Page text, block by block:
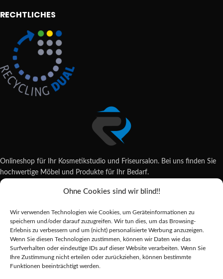
Ohne Cookies sind wir blind!!
Wir verwenden Technologien wie Cookies, um Geräteinformationen zu
speichern und/oder darauf zuzugreifen. Wir tun dies, um das Browsing-
Erlebnis zu verbessern und um (nicht) personalisierte Werbung anzuzeigen.
Wenn Sie diesen Technologien zustimmen, können wir Daten wie das
Surfverhalten oder eindeutige IDs auf dieser Website verarbeiten. Wenn Sie
Ihre Zustimmung nicht erteilen oder zurückziehen, können bestimmte
Funktionen beeinträchtigt werden.
RECHTLICHES
Onlineshop für Ihr Kosmetikstudio und Friseursalon. Bei uns finden Sie
hochwertige Möbel und Produkte für Ihr Bedarf.
Wildsachsener Str. 6, 65207 Wiesbaden
shop@reda-shop.de
REDA SHOP - Hochwertige Studio Ausstattung
2025.
Alle Preise inkl. der gesetzlichen MwSt.